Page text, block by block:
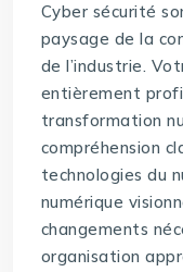
Cyber sécurité
paysage de la
de l’industrie.
entièrement
transformation
compréhension
technologies du
numérique
changements
organisation